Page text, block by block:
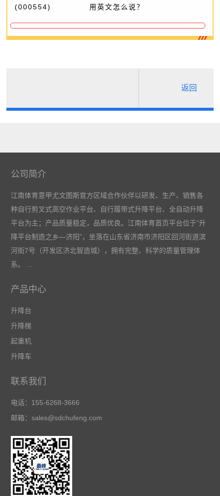
(000554)
用英文怎么说？
返回
公司简介
江南体育意甲尤文图斯官方区域合作伙伴以研发、生产、销售各
种自行剪叉式高空作业平台、自行履带式升降平台、全自动升降
平台为主；产品质量稳定，品质优良。江南体育首页平台位于“升
降平台制造之乡—济阳”，坐落在山东省济南市济阳区回河街道滨
河街7号（开发区济北智造城），拥有完整、科学的质量管理体
系。 ...
产品中心
升降台
升降梯
起重机
升降车
联系我们
电话：155-6268-3666
邮箱：sales@sdchufeng.com